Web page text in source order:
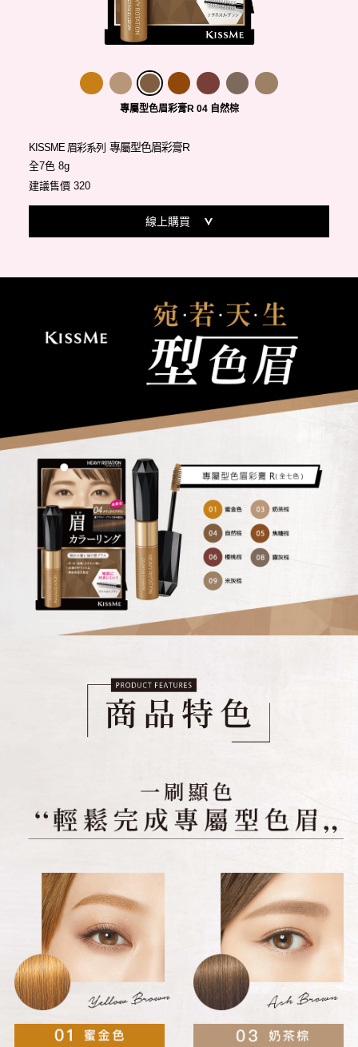
專屬型色眉彩膏R 04 自然棕
KISSME 眉彩系列 專屬型色眉彩膏R
全7色 8g
建議售價 320
線上購買